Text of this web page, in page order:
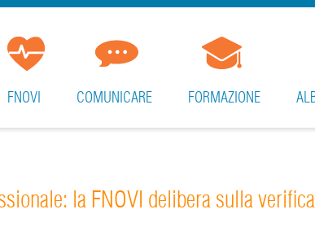
FNOVI COMUNICARE FORMAZIONE
la FNOVI delibera sulla